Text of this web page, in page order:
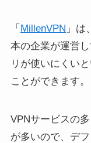
「 MillenVPN 」は
本の企業が運営
リが使いにくい
ことができます。
VPNサービスの
が多いので、デ